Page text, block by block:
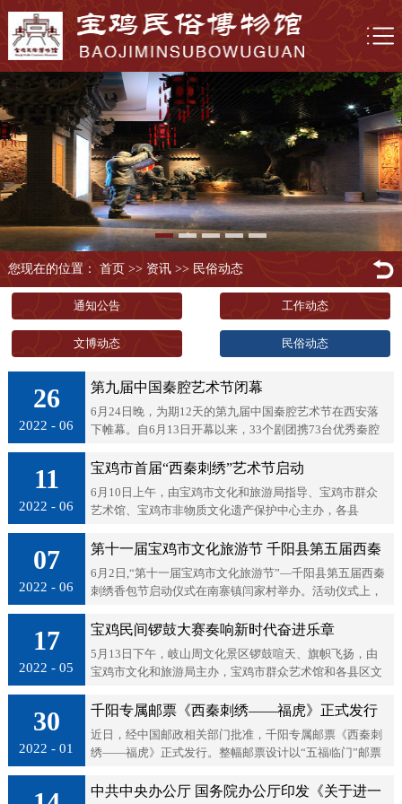
您现在的位置： 首页 >> 资讯>> 民俗动态
通知公告 工作动态
文博动态 民俗动态
26
2022 - 06
第九届中国秦腔艺术节闭幕
6月24日晚，为期12天的第九届中国秦腔艺术节在西安落
下帷幕。自6月13日开幕以来，33个剧团携73台优秀秦腔
剧目展演、名家“走进...
11
2022 - 06
宝鸡市首届“西秦刺绣”艺术节启动
6月10日上午，由宝鸡市文化和旅游局指导、宝鸡市群众
艺术馆、宝鸡市非物质文化遗产保护中心主办，各县
市群众艺术馆门前启动，市文化和...
07
2022 - 06
第十一届宝鸡市文化旅游节 千阳县第五届西秦
刺绣包节开幕
6月2日,“第十一届宝鸡市文化旅游节”—千阳县第五届西秦
刺绣香包节启动仪式在南寨镇闫家村举办。活动仪式上，
赛获奖人员、...
17
2022 - 05
宝鸡民间锣鼓大赛奏响新时代奋进乐章
5月13日下午，岐山周文化景区锣鼓喧天、旗帜飞扬，由
宝鸡市文化和旅游局主办，宝鸡市群众艺术馆和各县区文
这里激情上演，来自全市各县...
30
2022 - 01
千阳专属邮票《西秦刺绣——福虎》正式发行
近日，经中国邮政相关部门批准，千阳专属邮票《西秦刺
绣——福虎》正式发行。整幅邮票设计以“五福临门”邮票
刺绣代表性绣品，中间突出表现...
中共中央办公厅 国务院办公厅印发《关于进一